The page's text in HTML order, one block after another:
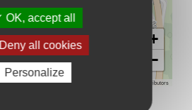
+
−
contributors
OK, accept all
Deny all cookies
Personalize